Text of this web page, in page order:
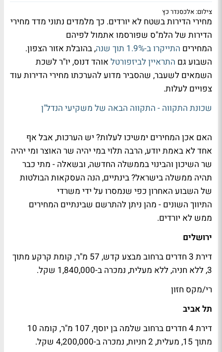
צילום: אלכסנדר כץ
מחירי הדירות בשטח לא יורדים. כך מלמדים נתוני מדד מחירי
הדירות של הלמ"ס שפורסמו אתמול לפיהם
המחירים התייקרו ב-1.9% תוך שנה
, בהובלת אזור הצפון.
השבוע גם התראיין לביזפורטל אוהד דנוס, יו"ר לשכת
השמאים לשעבר, שהסביר מדוע להערכתו מחירי הדירות עוד
צפויים לעלות.
שכונת התקווה - התקווה הבאה של משקיעי הנדל"ן
האם אכן המחירים ימשיכו לעלות? יש הערכות, אבל אף
אחד לא באמת יודע, הרבה תלוי במי יהיה שר האוצר ומי יהיה
שר השיכון והבינוי בממשלה החדשה, ובשאלה - מתי כבר
תהיה ממשלה בישראל? בינתיים, הנה העסקאות הבולטות
של השבוע האחרון כפי שנמסרו על ידי משרדי
התיווך השונים - מהן ניתן להתרשם שבינתיים המחירים
ממש לא יורדים.
ירושלים
דירת 3 חדרים ברחוב מבצע קדש, 57 מ"ר, קומת קרקע מתוך
3, ללא חניה, ללא מעלית, נמכרה ב-1,840,000 שקל.
רי/מקס חזון
תל אביב
דירת 4 חדרים ברחוב שלמה בן יוסף, 107 מ"ר, קומה 10
מתוך 15, מעלית, 2 חניות, נמכרה ב-4,200,000 שקל.